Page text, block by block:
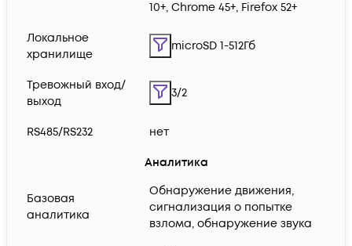
10+, Chrome 45+, Firefox 52+
Локальное
хранилище
microSD 1-512Гб
Тревожный вход/
выход
3/2
RS485/RS232 нет
Аналитика
Базовая
аналитика
Обнаружение движения,
сигнализация о попытке
взлома, обнаружение звука